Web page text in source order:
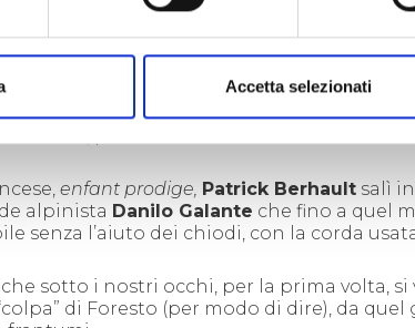
Accetta selezionati
frontiera, e Foresto da quel momento,
libera. Quel giorno d’estate noi
all’insù, per assistere alle evoluzioni
enfant prodige, Patrick Berhault salì
alpinista Danilo Galante che fino a quel
senza l’aiuto dei chiodi, con la corda
che sotto i nostri occhi, per la prima volta, si
di Foresto (per modo di dire), da